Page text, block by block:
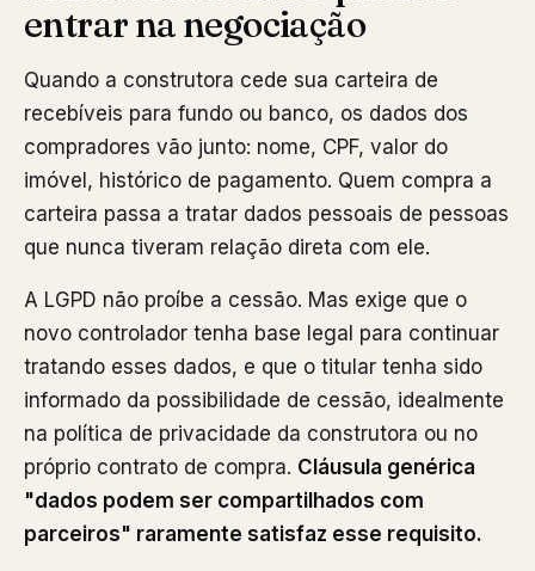
entrar na negociação
Quando a construtora cede sua carteira de
recebíveis para fundo ou banco, os dados dos
compradores vão junto: nome, CPF, valor do
imóvel, histórico de pagamento. Quem compra a
carteira passa a tratar dados pessoais de pessoas
que nunca tiveram relação direta com ele.
A LGPD não proíbe a cessão. Mas exige que o
novo controlador tenha base legal para continuar
tratando esses dados, e que o titular tenha sido
informado da possibilidade de cessão, idealmente
na política de privacidade da construtora ou no
próprio contrato de compra. Cláusula genérica
"dados podem ser compartilhados com
parceiros" raramente satisfaz esse requisito.